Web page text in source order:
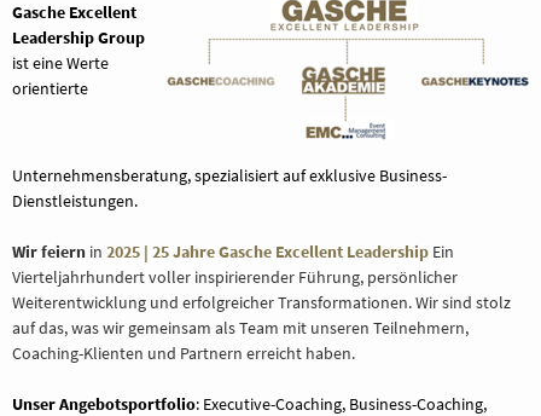
Gasche Excellent
Leadership Group
ist eine Werte
orientierte
Unternehmensberatung, spezialisiert auf exklusive Business-
Dienstleistungen.
Wir feiern in 2025 | 25 Jahre Gasche Excellent Leadership Ein
Vierteljahrhundert voller inspirierender Führung, persönlicher
Weiterentwicklung und erfolgreicher Transformationen. Wir sind stolz
auf das, was wir gemeinsam als Team mit unseren Teilnehmern,
Coaching-Klienten und Partnern erreicht haben.
Unser Angebotsportfolio: Executive-Coaching, Business-Coaching,